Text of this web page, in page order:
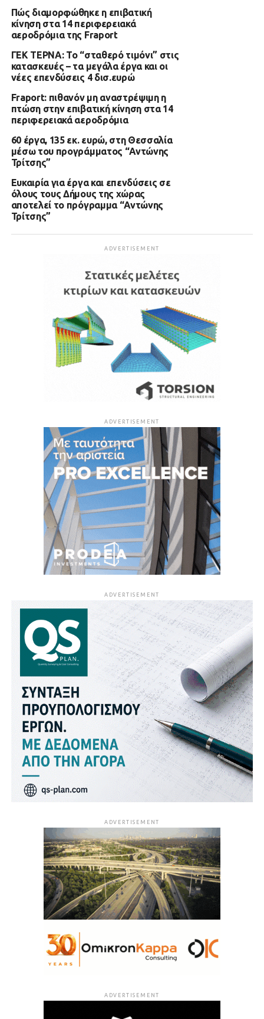
Πώς διαμορφώθηκε η επιβατική
κίνηση στα 14 περιφερειακά
αεροδρόμια της Fraport
ΓΕΚ ΤΕΡΝΑ: Το “σταθερό τιμόνι” στις
κατασκευές – τα μεγάλα έργα και οι
νέες επενδύσεις 4 δισ.ευρώ
Fraport: πιθανόν μη αναστρέψιμη η
πτώση στην επιβατική κίνηση στα 14
περιφερειακά αεροδρόμια
60 έργα, 135 εκ. ευρώ, στη Θεσσαλία
μέσω του προγράμματος “Αντώνης
Τρίτσης”
Ευκαιρία για έργα και επενδύσεις σε
όλους τους Δήμους της χώρας
αποτελεί το πρόγραμμα “Αντώνης
Τρίτσης”
ADVERTISEMENT
ADVERTISEMENT
ADVERTISEMENT
ADVERTISEMENT
ADVERTISEMENT